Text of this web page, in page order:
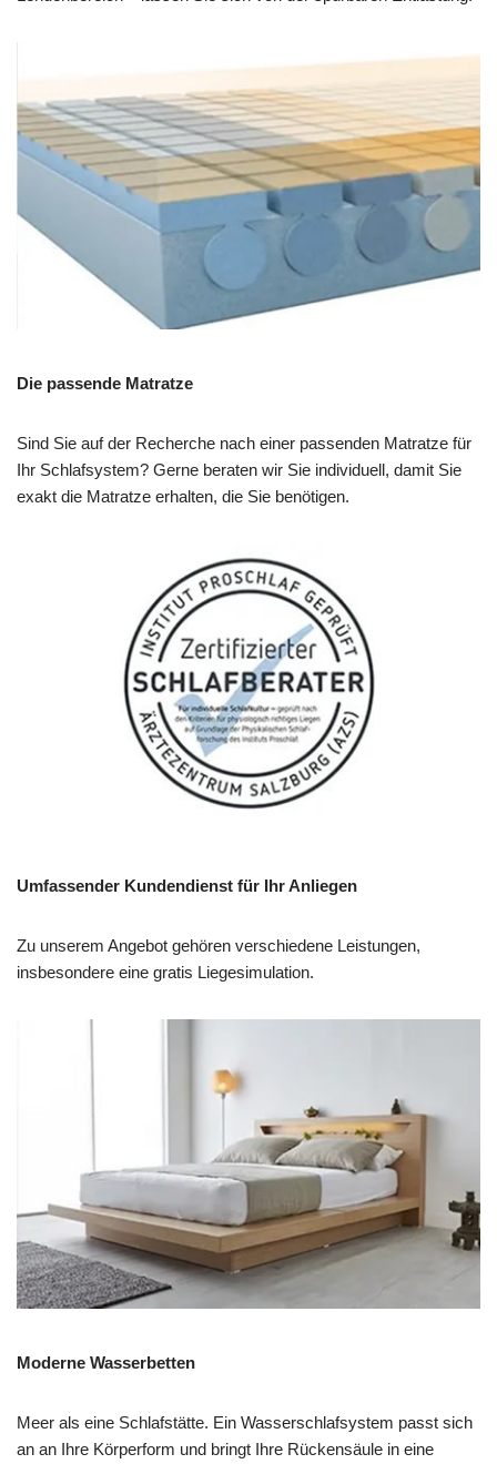
Die passende Matratze
Sind Sie auf der Recherche nach einer passenden Matratze für
Ihr Schlafsystem? Gerne beraten wir Sie individuell, damit Sie
exakt die Matratze erhalten, die Sie benötigen.
Umfassender Kundendienst für Ihr Anliegen
Zu unserem Angebot gehören verschiedene Leistungen,
insbesondere eine gratis Liegesimulation.
Moderne Wasserbetten
Meer als eine Schlafstätte. Ein Wasserschlafsystem passt sich
an an Ihre Körperform und bringt Ihre Rückensäule in eine